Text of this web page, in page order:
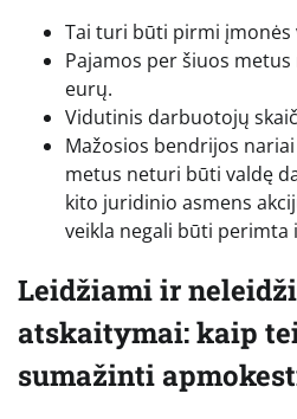
Tai turi būti pirmi įmonės
Pajamos per šiuos
eurų.
Vidutinis darbuotojų
Mažosios bendrijos
metus neturi būti valdę
kito juridinio asmens
veikla negali būti
Leidžiami ir
atskaitymai: kaip
sumažinti